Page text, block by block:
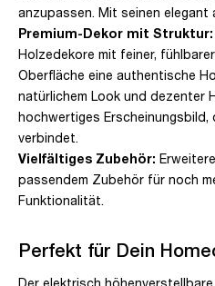
anzupassen. Mit seinen elegant
Premium-Dekor mit Struktur:
Holzedekore mit feiner,
Oberfläche eine authentische
natürlichem Look und dezenter
hochwertiges
verbindet.
Vielfältiges Zubehör:
passendem Zubehör für noch
Funktionalität.
Perfekt für Dein
Der elektrisch